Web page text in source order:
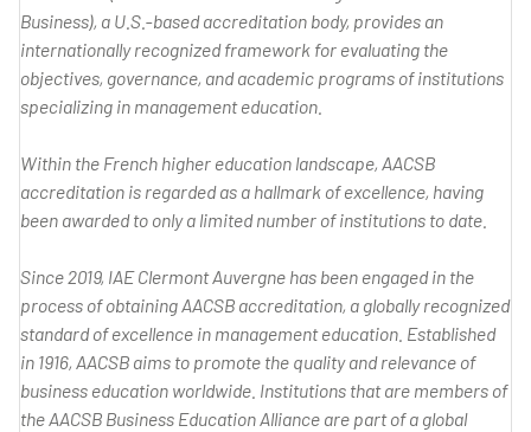
Business), a U.S.-based accreditation body, provides an
internationally recognized framework for evaluating the
objectives, governance, and academic programs of institutions
specializing in management education.
Within the French higher education landscape, AACSB
accreditation is regarded as a hallmark of excellence, having
been awarded to only a limited number of institutions to date.
Since 2019, IAE Clermont Auvergne has been engaged in the
process of obtaining AACSB accreditation, a globally recognized
standard of excellence in management education. Established
in 1916, AACSB aims to promote the quality and relevance of
business education worldwide. Institutions that are members of
the AACSB Business Education Alliance are part of a global